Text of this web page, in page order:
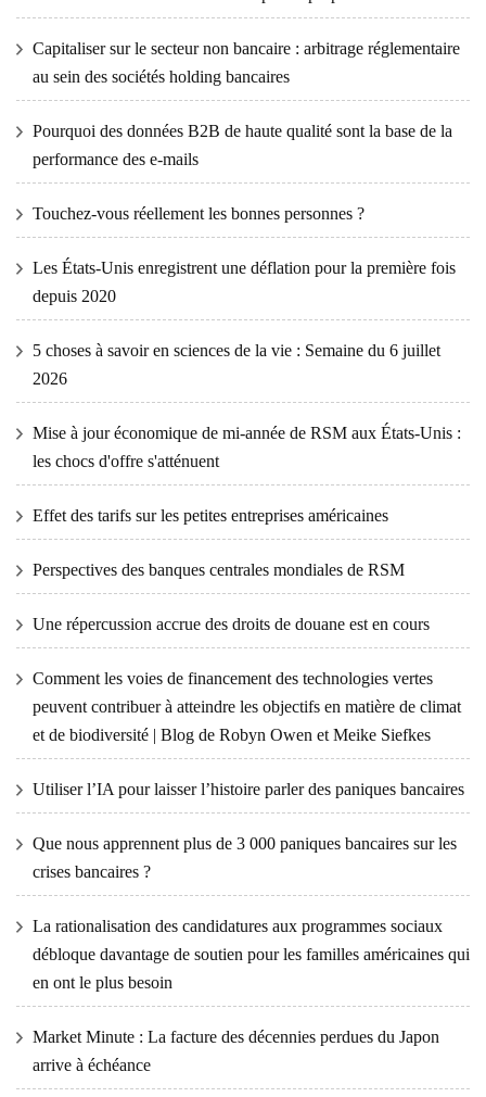
Capitaliser sur le secteur non bancaire : arbitrage réglementaire
au sein des sociétés holding bancaires
Pourquoi des données B2B de haute qualité sont la base de la
performance des e-mails
Touchez-vous réellement les bonnes personnes ?
Les États-Unis enregistrent une déflation pour la première fois
depuis 2020
5 choses à savoir en sciences de la vie : Semaine du 6 juillet
2026
Mise à jour économique de mi-année de RSM aux États-Unis :
les chocs d'offre s'atténuent
Effet des tarifs sur les petites entreprises américaines
Perspectives des banques centrales mondiales de RSM
Une répercussion accrue des droits de douane est en cours
Comment les voies de financement des technologies vertes
peuvent contribuer à atteindre les objectifs en matière de climat
et de biodiversité | Blog de Robyn Owen et Meike Siefkes
Utiliser l’IA pour laisser l’histoire parler des paniques bancaires
Que nous apprennent plus de 3 000 paniques bancaires sur les
crises bancaires ?
La rationalisation des candidatures aux programmes sociaux
débloque davantage de soutien pour les familles américaines qui
en ont le plus besoin
Market Minute : La facture des décennies perdues du Japon
arrive à échéance